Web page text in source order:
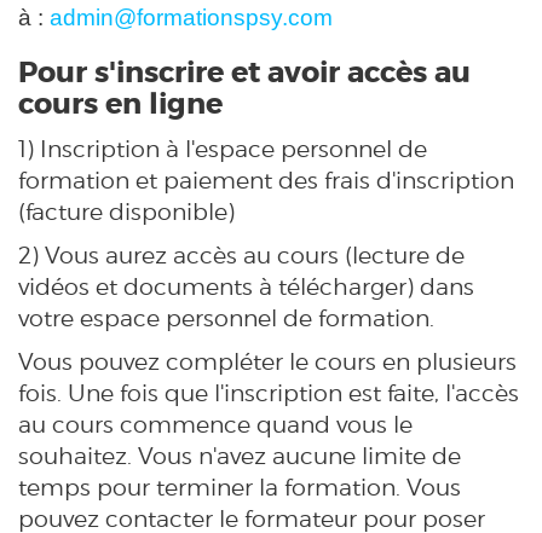
à : admin@formationspsy.com
Pour s'inscrire et avoir accès au
cours en ligne
1) Inscription à l'espace personnel de
formation et paiement des frais d'inscription
(facture disponible)
2) Vous aurez accès au cours (lecture de
vidéos et documents à télécharger) dans
votre espace personnel de formation.
Vous pouvez compléter le cours en plusieurs
fois. Une fois que l'inscription est faite, l'accès
au cours commence quand vous le
souhaitez. Vous n'avez aucune limite de
temps pour terminer la formation. Vous
pouvez contacter le formateur pour poser